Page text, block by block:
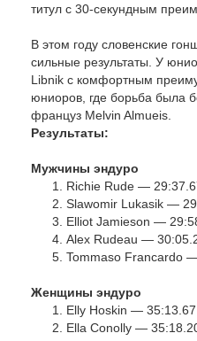
титул с 30-секундным
В этом году словенские
сильные результаты. У
Libnik с комфортным
юниоров, где борьба была
француз Melvin Almueis.
Результаты:
Мужчины эндуро
Richie Rude —
Slawomir Lukasik —
Elliot Jamieson —
Alex Rudeau —
Tommaso Francardo
Женщины эндуро
Elly Hoskin — 35:13.67
Ella Conolly —